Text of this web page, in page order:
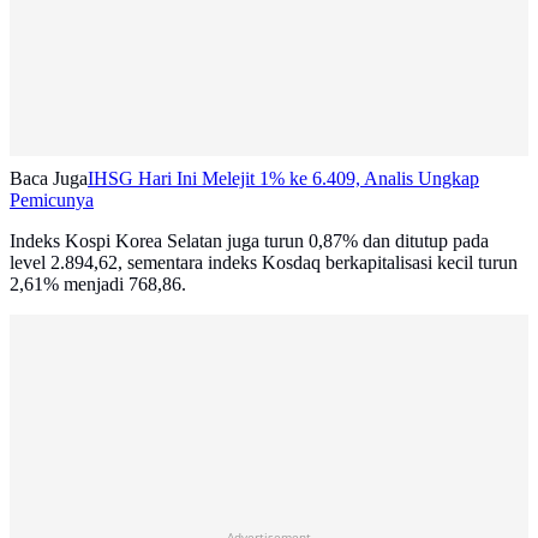
Baca JugaIHSG Hari Ini Melejit 1% ke 6.409, Analis Ungkap
Pemicunya
Indeks Kospi Korea Selatan juga turun 0,87% dan ditutup pada
level 2.894,62, sementara indeks Kosdaq berkapitalisasi kecil turun
2,61% menjadi 768,86.